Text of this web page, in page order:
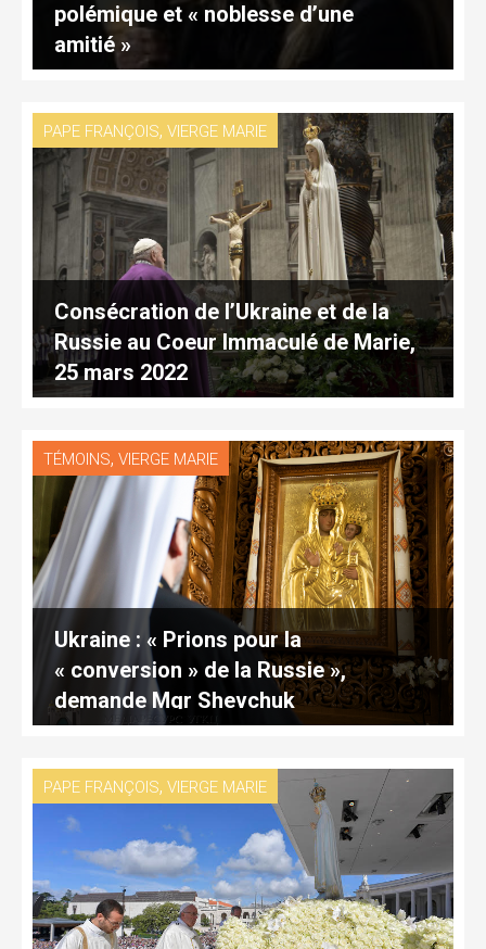
polémique et « noblesse d’une
amitié »
PAPE FRANÇOIS, VIERGE MARIE
Consécration de l’Ukraine et de la
Russie au Coeur Immaculé de Marie,
25 mars 2022
TÉMOINS, VIERGE MARIE
Ukraine : « Prions pour la
« conversion » de la Russie »,
demande Mgr Shevchuk
PAPE FRANÇOIS, VIERGE MARIE